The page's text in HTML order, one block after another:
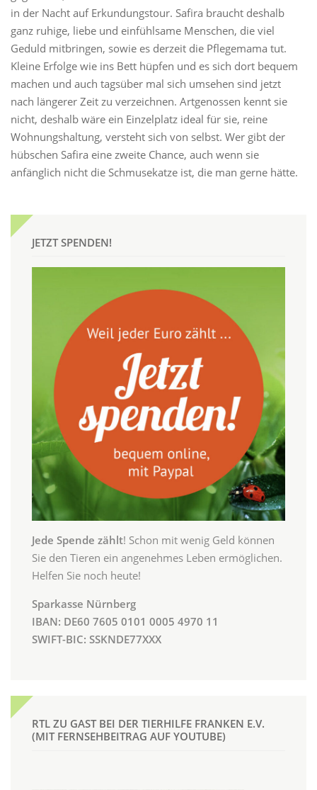
in der Nacht auf Erkundungstour. Safira braucht deshalb
ganz ruhige, liebe und einfühlsame Menschen, die viel
Geduld mitbringen, sowie es derzeit die Pflegemama tut.
Kleine Erfolge wie ins Bett hüpfen und es sich dort bequem
machen und auch tagsüber mal sich umsehen sind jetzt
nach längerer Zeit zu verzeichnen. Artgenossen kennt sie
nicht, deshalb wäre ein Einzelplatz ideal für sie, reine
Wohnungshaltung, versteht sich von selbst. Wer gibt der
hübschen Safira eine zweite Chance, auch wenn sie
anfänglich nicht die Schmusekatze ist, die man gerne hätte.
JETZT SPENDEN!
Jede Spende zählt! Schon mit wenig Geld können
Sie den Tieren ein angenehmes Leben ermöglichen.
Helfen Sie noch heute!
Sparkasse Nürnberg
IBAN: DE60 7605 0101 0005 4970 11
SWIFT-BIC: SSKNDE77XXX
RTL ZU GAST BEI DER TIERHILFE FRANKEN E.V.
(MIT FERNSEHBEITRAG AUF YOUTUBE)